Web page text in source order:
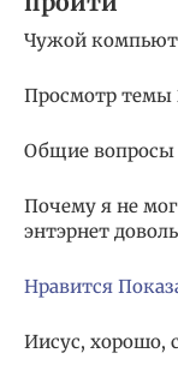
Чужой
Просмотр темы
Общие вопросы
Почему я не
энтэрнет
Нравится
Иисус, хорошо,